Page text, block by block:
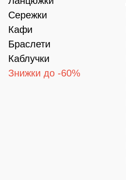
Сережки
Кафи
Браслети
Каблучки
Знижки до -60%